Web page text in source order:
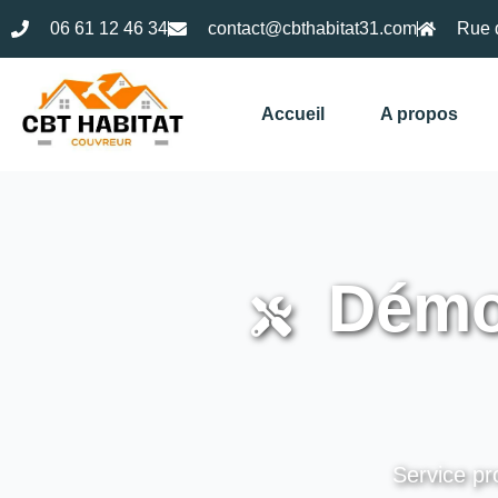
06 61 12 46 34 contact@cbthabitat31.com Rue
Accueil A propos
Service